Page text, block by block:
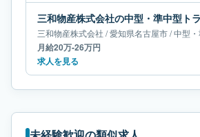
三和物産株式会社 /愛知県名古屋市/中型・準
月給20万-26万円
求人を見る